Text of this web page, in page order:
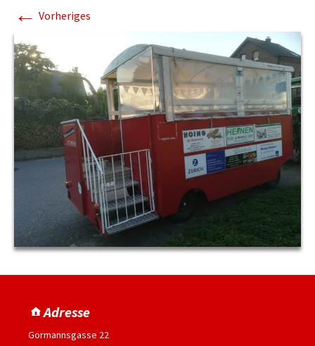
← Vorheriges
Adresse
Gormannsgasse 22